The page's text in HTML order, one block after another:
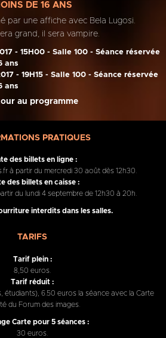
DE 16 ANS
par une affiche avec Bela Lugosi.
grand, il sera vampire.
- 15H00 - Salle 100 - Séance réservée
ans
- 19H15 - Salle 100 - Séance réservée
ans
au programme
PRATIQUES
des billets en ligne :
à partir du mercredi 30 août dès 12h30.
des billets en caisse :
du lundi 4 septembre de 12h30 à 20h.
interdits dans les salles.
TARIFS
Tarif plein :
8,50 euros.
Tarif réduit :
étudiants), 6.50 euros la séance avec la Carte
du Forum des images.
Carte pour 5 séances :
30 euros.